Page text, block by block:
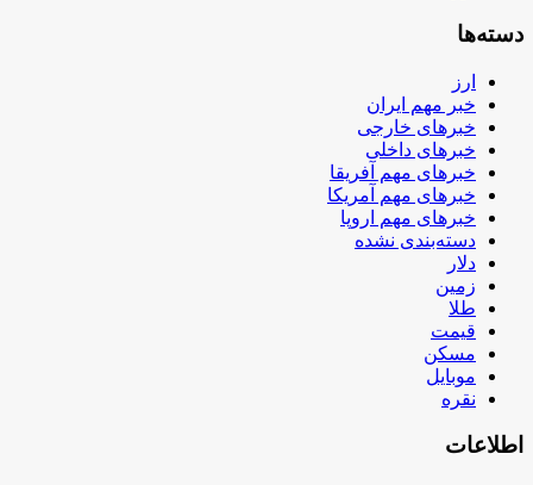
دسته‌ها
ارز
خبر مهم ایران
خبرهای خارجی
خبرهای داخلی
خبرهای مهم آفریقا
خبرهای مهم آمریکا
خبرهای مهم اروپا
دسته‌بندی نشده
دلار
زمین
طلا
قیمت
مسکن
موبایل
نقره
اطلاعات